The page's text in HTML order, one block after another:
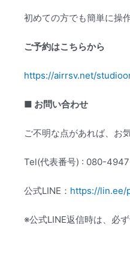
初めての方でも簡単に操
ご予約はこちらから
https://airrsv.net/
■ お問い合わせ
ご不明な点があれば、お
Tel(代表番号) : 080-
公式LINE： https://lin.ee/
※公式LINE返信時は、必